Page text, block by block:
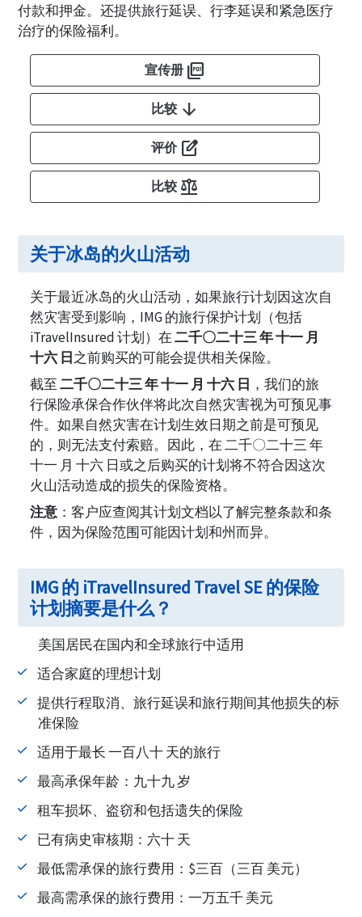
付款和押金。还提供旅行延误、行李延误和紧急医疗
治疗的保险福利。
宣传册 picture_as_pdf
比较 arrow_downward
评价 edit_square
比较 balance
关于冰岛的火山活动
关于最近冰岛的火山活动，如果旅行计划因这次自
然灾害受到影响，IMG 的旅行保护计划（包括
iTravelInsured 计划）在二千〇二十三 年 十一 月
十六 日之前购买的可能会提供相关保险。
截至二千〇二十三 年 十一 月 十六 日 ，我们的旅
行保险承保合作伙伴将此次自然灾害视为可预见事
件。如果自然灾害在计划生效日期之前是可预见
的，则无法支付索赔。因此，在 二千〇二十三 年
十一 月 十六 日或之后购买的计划将不符合因这次
火山活动造成的损失的保险资格。
注意：客户应查阅其计划文档以了解完整条款和条
件，因为保险范围可能因计划和州而异。
IMG 的 iTravelInsured Travel SE 的保险
计划摘要是什么？
美国居民在国内和全球旅行中适用
适合家庭的理想计划
提供行程取消、旅行延误和旅行期间其他损失的标
准保险
适用于最长 一百八十 天的旅行
最高承保年龄：九十九 岁
租车损坏、盗窃和包括遗失的保险
已有病史审核期：六十 天
最低需承保的旅行费用：$三百（三百 美元）
最高需承保的旅行费用：一万五千 美元